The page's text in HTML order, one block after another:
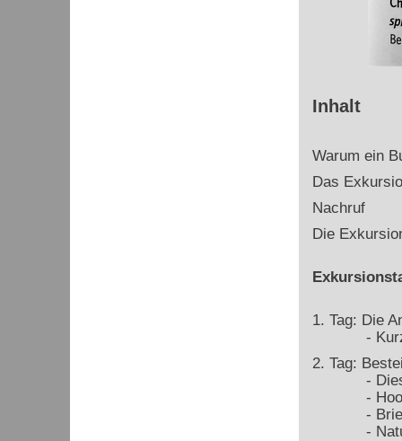
Inhalt
Warum ein
Das
Nachruf
Die
1. Tag: Die
- Kurze
2. Tag:
- Diese
-
- Brief
-